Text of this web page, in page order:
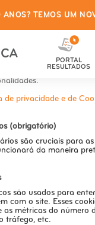
este
estritamente
de privacidade e de
(obrigatório)
são cruciais para
da maneira
são usados para
com o site. Esses
as métricas do número
tráfego, etc.
TEMOS UM
PORTAL
RESULTADOS